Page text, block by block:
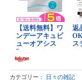
カテゴリー： 日々の雑記